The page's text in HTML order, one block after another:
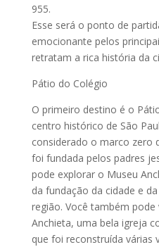
955.
Esse será o ponto de
emocionante pelos
retratam a rica história da
Pátio do Colégio
O primeiro destino é o
centro histórico de São
considerado o marco zero
foi fundada pelos padres
pode explorar o Museu
da fundação da cidade e
região. Você também pode
Anchieta, uma bela igreja
que foi reconstruída várias